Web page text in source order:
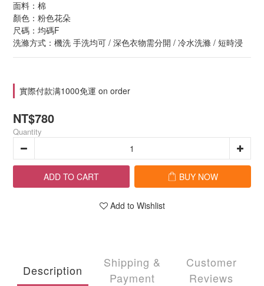
面料：棉
顏色：粉色花朵
尺碼：均碼F
洗滌方式：機洗 手洗均可 / 深色衣物需分開 / 冷水洗滌 / 短時浸
實際付款满1000免運 on order
NT$780
Quantity
ADD TO CART BUY NOW
Add to Wishlist
Description
Shipping &
Payment
Customer
Reviews